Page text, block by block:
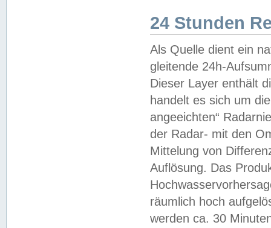
24 Stunden
Als Quelle dient ein
gleitende 24h-
Dieser Layer enthält
handelt es sich um
angeeichten“
der Radar- mit den
Mittelung von
Auflösung. Das
räumlich hoch
werden ca. 30